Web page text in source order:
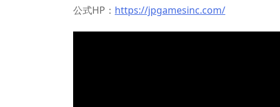
公式HP： https://jpgamesinc.com/